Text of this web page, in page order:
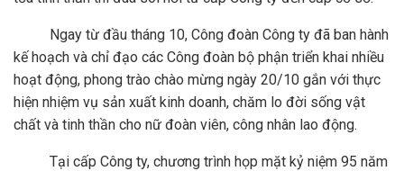
Ngay từ đầu tháng 10, Công đoàn Công ty đã ban hành
kế hoạch và chỉ đạo các Công đoàn bộ phận triển khai nhiều
hoạt động, phong trào chào mừng ngày 20/10 gắn với thực
hiện nhiệm vụ sản xuất kinh doanh, chăm lo đời sống vật
chất và tinh thần cho nữ đoàn viên, công nhân lao động.
Tại cấp Công ty, chương trình họp mặt kỷ niệm 95 năm